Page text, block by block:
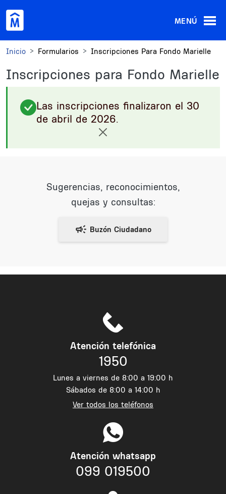
MENÚ
Inicio Formularios Inscripciones Para Fondo Marielle
Inscripciones para Fondo Marielle
Las inscripciones finalizaron el 30
de abril de 2026.
Sugerencias, reconocimientos,
quejas y consultas:
Atención telefónica
1950
Lunes a viernes de 8:00 a 19:00 h
Sábados de 8:00 a 14:00 h
Ver todos los teléfonos
Atención whatsapp
099 019500